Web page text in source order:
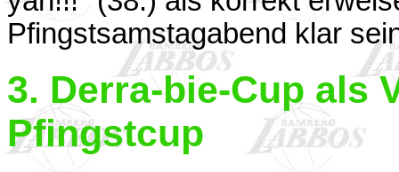
Pfingstsamstagabend klar
3. Derra-bie-Cup als
Pfingstcup